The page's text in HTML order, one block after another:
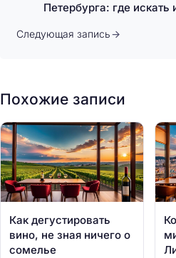
Петербурга: где
Следующая запись
Похожие записи
Как дегустировать
вино, не зная ничего о
сомелье